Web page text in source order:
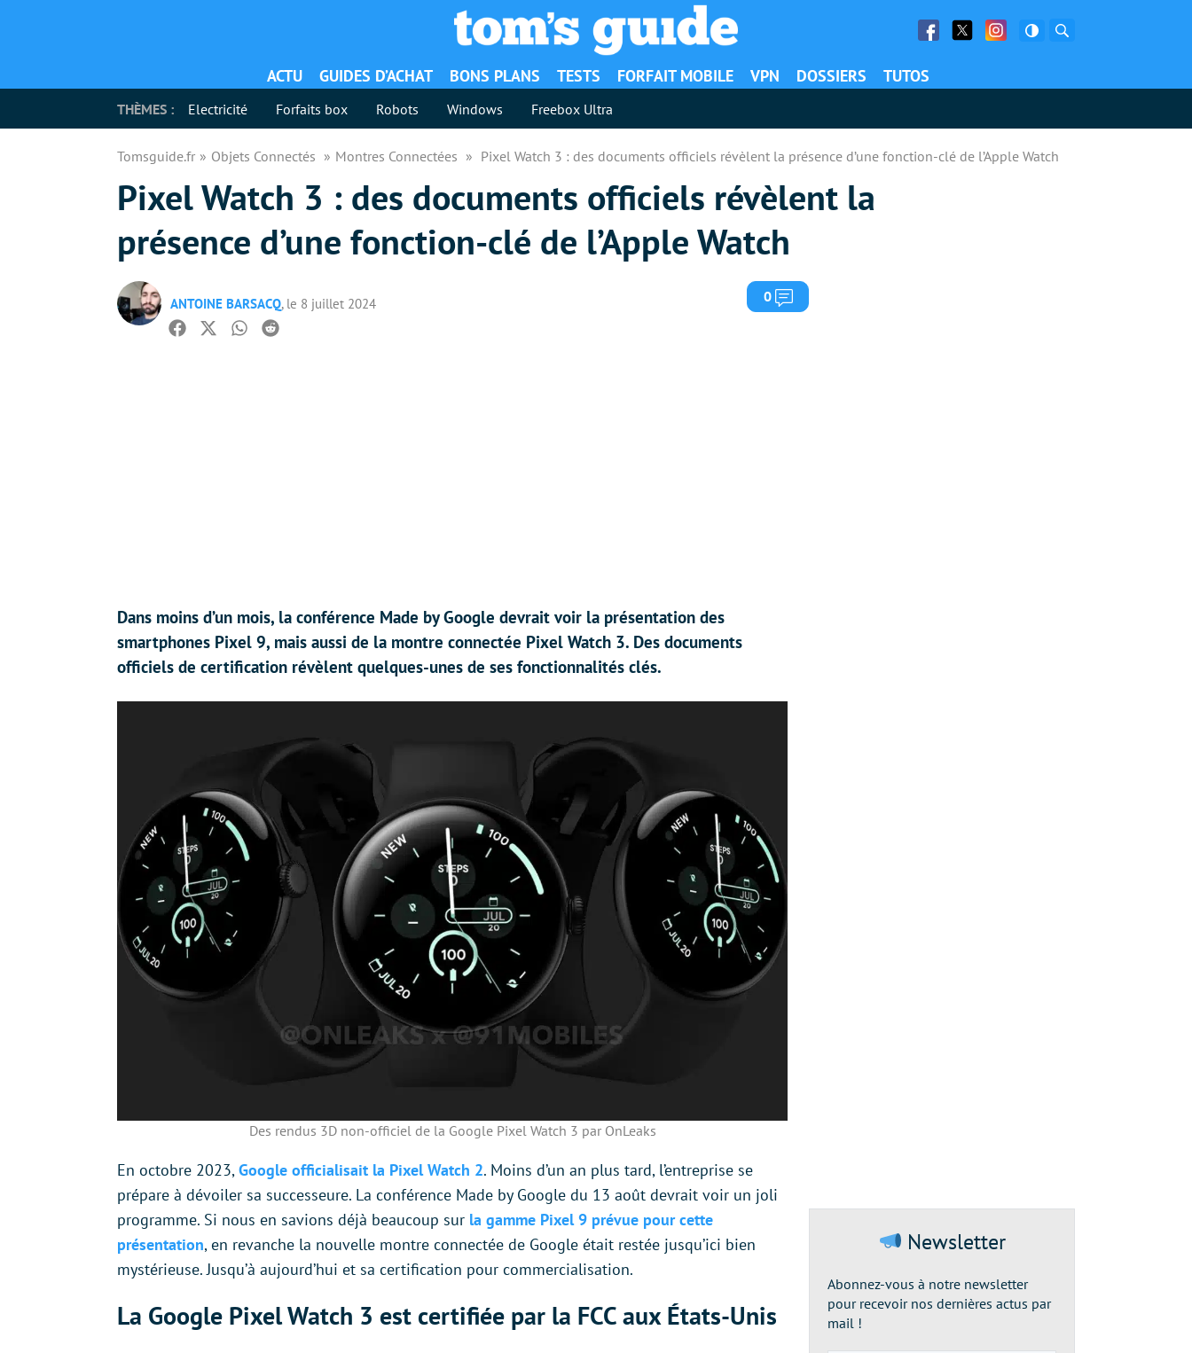
Facebook
Twitter Facebook
ACTU GUIDES D’ACHAT BONS PLANS TESTS FORFAIT MOBILE VPN DOSSIERS TUTOS
THÈMES : Electricité Forfaits box Robots Windows Freebox Ultra
Tomsguide.fr Objets Connectés Montres Connectées Pixel Watch 3 : des documents officiels révèlent la présence d’une fonction-clé de l’Apple Watch
Pixel Watch 3 : des documents officiels révèlent la
présence d’une fonction-clé de l’Apple Watch
ANTOINE BARSACQ, le 8 juillet 2024 0 Commentaires
Facebook
TwitterWhatsapp
Reddit
Dans moins d’un mois, la conférence Made by Google devrait voir la présentation des
smartphones Pixel 9, mais aussi de la montre connectée Pixel Watch 3. Des documents
officiels de certification révèlent quelques-unes de ses fonctionnalités clés.
Des rendus 3D non-officiel de la Google Pixel Watch 3 par OnLeaks
En octobre 2023, Google officialisait la Pixel Watch 2. Moins d’un an plus tard, l’entreprise se
prépare à dévoiler sa successeure. La conférence Made by Google du 13 août devrait voir un joli
programme. Si nous en savions déjà beaucoup sur la gamme Pixel 9 prévue pour cette
présentation, en revanche la nouvelle montre connectée de Google était restée jusqu’ici bien
mystérieuse. Jusqu’à aujourd’hui et sa certification pour commercialisation.
La Google Pixel Watch 3 est certifiée par la FCC aux États-Unis
Newsletter
Abonnez-vous à notre newsletter
pour recevoir nos dernières actus par
mail !